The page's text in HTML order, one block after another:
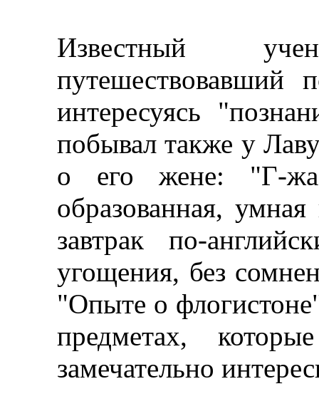
Известный
интересуясь
побывал также у
о его жене: "Г-жа
образованная,
завтрак по-
угощения, без
"Опыте о
предметах,
замечательно